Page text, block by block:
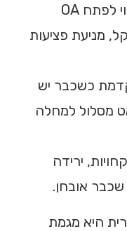
מניעה ראשונית – להפחית סיכוי לפתח OA
מניעת פציעות
כשכבר יש
מסלול למחלה
ירידה
שכבר אובחן.
היא מגמת